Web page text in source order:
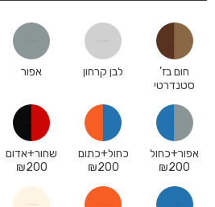
חום בז’
סטנדרטי
לבן קרחון אפור
אפור+כחול
₪200
כחול+כתום
₪200
שחור+אדום
₪200